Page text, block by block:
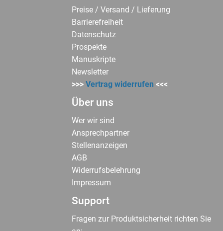
Preise / Versand / Lieferung
Barrierefreiheit
Datenschutz
Prospekte
Manuskripte
Newsletter
>>>Vertrag widerrufen <<<
Über uns
Wer wir sind
Ansprechpartner
Stellenanzeigen
AGB
Widerrufsbelehrung
Impressum
Support
Fragen zur Produktsicherheit richten Sie